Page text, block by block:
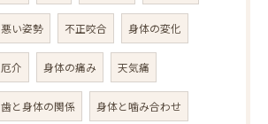
悪い姿勢 不正咬合 身体の変化
厄介 身体の痛み 天気痛
歯と身体の関係 身体と噛み合わせ